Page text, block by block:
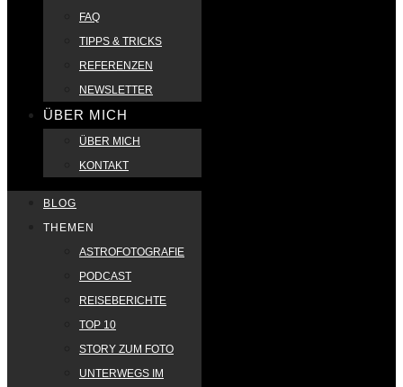
FAQ
TIPPS & TRICKS
REFERENZEN
NEWSLETTER
ÜBER MICH
ÜBER MICH
KONTAKT
BLOG
THEMEN
ASTROFOTOGRAFIE
PODCAST
REISEBERICHTE
TOP 10
STORY ZUM FOTO
UNTERWEGS IM